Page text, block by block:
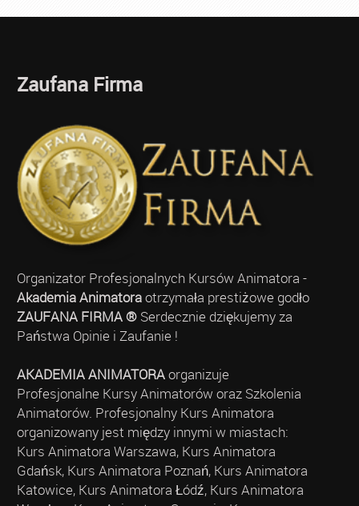
Zaufana Firma
Organizator Profesjonalnych Kursów Animatora -
Akademia Animatoraotrzymała prestiżowe godło
ZAUFANA FIRMA ®Serdecznie dziękujemy za
Państwa Opinie i Zaufanie !
AKADEMIA ANIMATORAorganizuje
Profesjonalne Kursy Animatorów oraz Szkolenia
Animatorów. Profesjonalny Kurs Animatora
organizowany jest między innymi w miastach:
Kurs Animatora Warszawa, Kurs Animatora
Gdańsk, Kurs Animatora Poznań, Kurs Animatora
Katowice, Kurs Animatora Łódź, Kurs Animatora